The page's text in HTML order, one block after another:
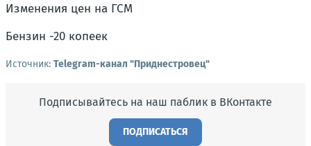
Изменения цен на ГСМ
Бензин -20 копеек
Источник: Telegram-канал "Приднестровец"
Подписывайтесь на наш паблик в ВКонтакте
ПОДПИСАТЬСЯ